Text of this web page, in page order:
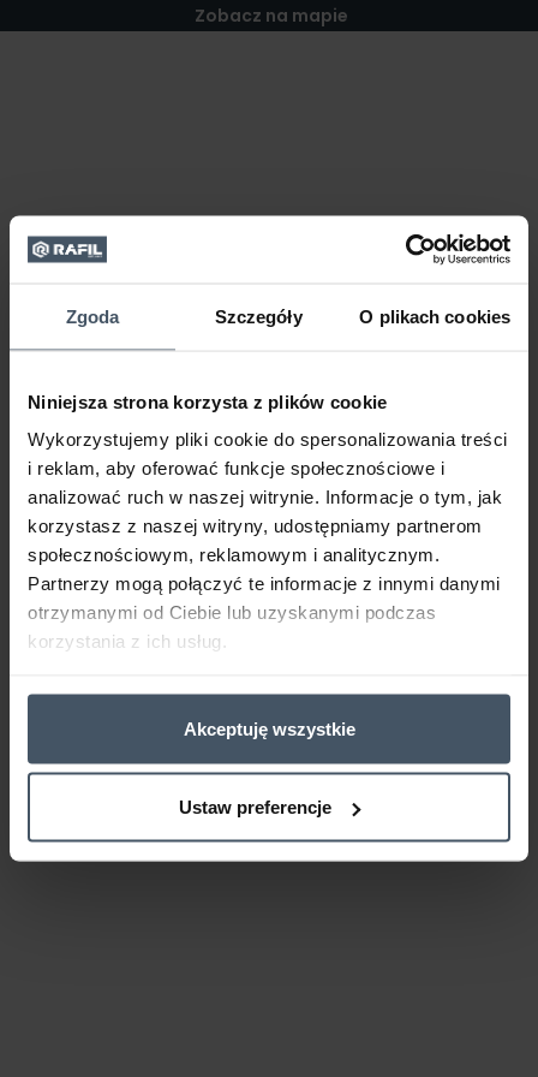
Zgoda Szczegóły O plikach cookies
Niniejsza strona korzysta z plików cookie
Wykorzystujemy pliki cookie do spersonalizowania treści
i reklam, aby oferować funkcje społecznościowe i
analizować ruch w naszej witrynie. Informacje o tym, jak
korzystasz z naszej witryny, udostępniamy partnerom
społecznościowym, reklamowym i analitycznym.
Partnerzy mogą połączyć te informacje z innymi danymi
otrzymanymi od Ciebie lub uzyskanymi podczas
korzystania z ich usług.
Akceptuję wszystkie
Ustaw preferencje
Zobacz na mapie